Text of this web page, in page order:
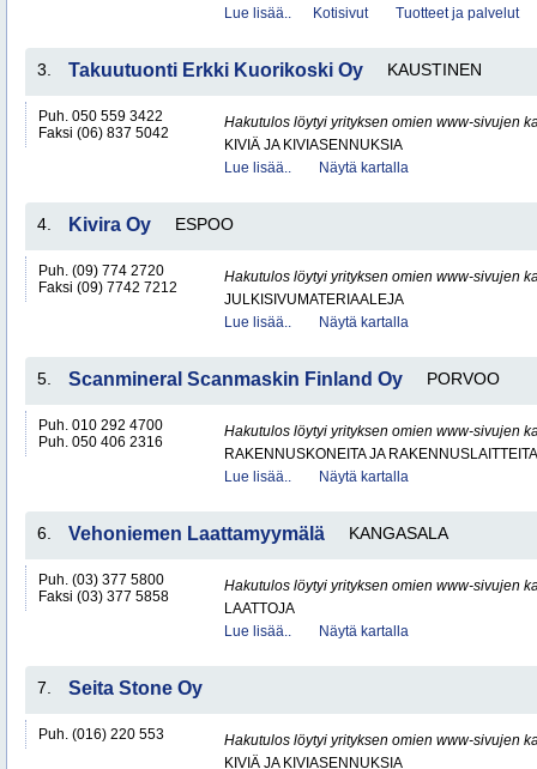
Lue lisää..
Kotisivut Tuotteet ja palvelut
3. Takuutuonti Erkki Kuorikoski Oy KAUSTINEN
Puh. 050 559 3422
Faksi (06) 837 5042
Hakutulos löytyi yrityksen omien www-sivujen
KIVIÄ JA KIVIASENNUKSIA
Lue lisää..
Näytä kartalla
4. Kivira Oy ESPOO
Puh. (09) 774 2720
Faksi (09) 7742 7212
Hakutulos löytyi yrityksen omien www-sivujen
JULKISIVUMATERIAALEJA
Lue lisää..
Näytä kartalla
5. Scanmineral Scanmaskin Finland Oy PORVOO
Puh. 010 292 4700
Puh. 050 406 2316
Hakutulos löytyi yrityksen omien www-sivujen
RAKENNUSKONEITA JA RAKENNUSLAITTEITA
Lue lisää..
Näytä kartalla
6. Vehoniemen Laattamyymälä KANGASALA
Puh. (03) 377 5800
Faksi (03) 377 5858
Hakutulos löytyi yrityksen omien www-sivujen
LAATTOJA
Lue lisää..
Näytä kartalla
7. Seita Stone Oy
Puh. (016) 220 553
Hakutulos löytyi yrityksen omien www-sivujen
KIVIÄ JA KIVIASENNUKSIA